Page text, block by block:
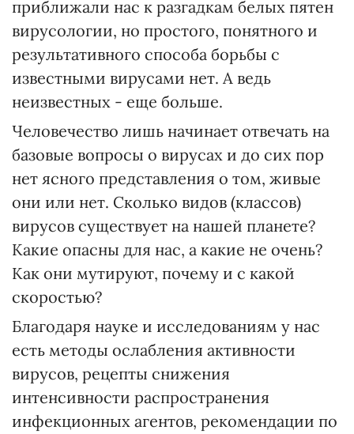
приближали нас к разгадкам белых пятен
вирусологии, но простого, понятного и
результативного способа борьбы с
известными вирусами нет. А ведь
неизвестных - еще больше.
Человечество лишь начинает отвечать на
базовые вопросы о вирусах и до сих пор
нет ясного представления о том, живые
они или нет. Сколько видов (классов)
вирусов существует на нашей планете?
Какие опасны для нас, а какие не очень?
Как они мутируют, почему и с какой
скоростью?
Благодаря науке и исследованиям у нас
есть методы ослабления активности
вирусов, рецепты снижения
интенсивности распространения
инфекционных агентов, рекомендации по